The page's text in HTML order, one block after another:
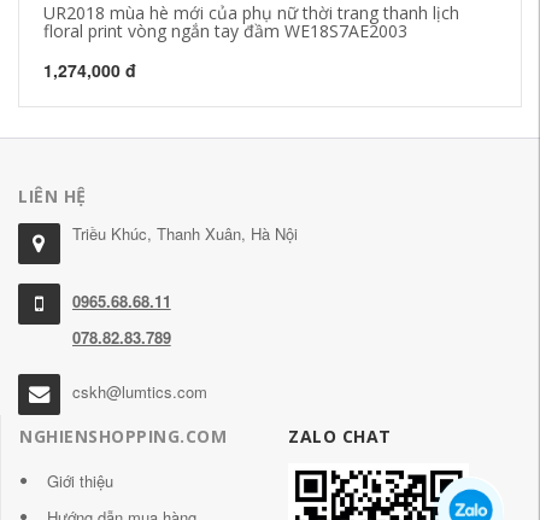
UR2018 mùa hè mới của phụ nữ thời trang thanh lịch
floral print vòng ngắn tay đầm WE18S7AE2003
1,274,000 đ
LIÊN HỆ
Triều Khúc, Thanh Xuân, Hà Nội
0965.68.68.11
078.82.83.789
cskh@lumtics.com
NGHIENSHOPPING.COM
Giới thiệu
ZALO CHAT